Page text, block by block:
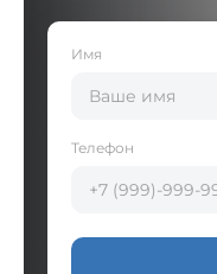
Имя
Телефон